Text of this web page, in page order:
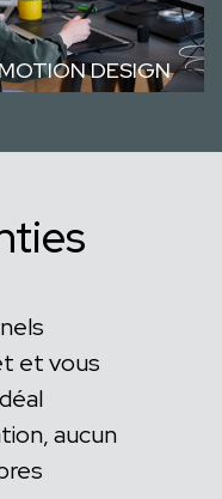
DESIGN
et vous
aucun